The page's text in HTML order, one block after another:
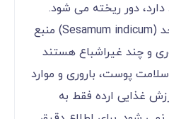
دور ریخته می شود.
با این حال، دانه های کنجد (Sesamum indicum) منبع
و چند غیراشباع هستند
پوست، باروری و موارد
غذایی ارده فقط به